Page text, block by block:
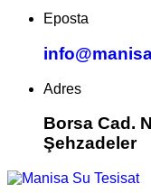
Eposta
Adres
Borsa Cad.
Şehzadeler